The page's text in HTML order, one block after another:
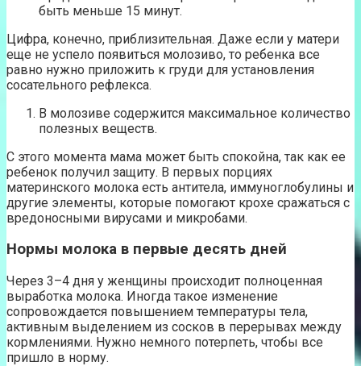
быть меньше 15 минут.
Цифра, конечно, приблизительная. Даже если у матери
еще не успело появиться молозиво, то ребенка все
равно нужно приложить к груди для установления
сосательного рефлекса.
В молозиве содержится максимальное количество
полезных веществ.
С этого момента мама может быть спокойна, так как ее
ребенок получил защиту. В первых порциях
материнского молока есть антитела, иммуноглобулины и
другие элементы, которые помогают крохе сражаться с
вредоносными вирусами и микробами.
Нормы молока в первые десять дней
Через 3–4 дня у женщины происходит полноценная
выработка молока. Иногда такое изменение
сопровождается повышением температуры тела,
активным выделением из сосков в перерывах между
кормлениями. Нужно немного потерпеть, чтобы все
пришло в норму.